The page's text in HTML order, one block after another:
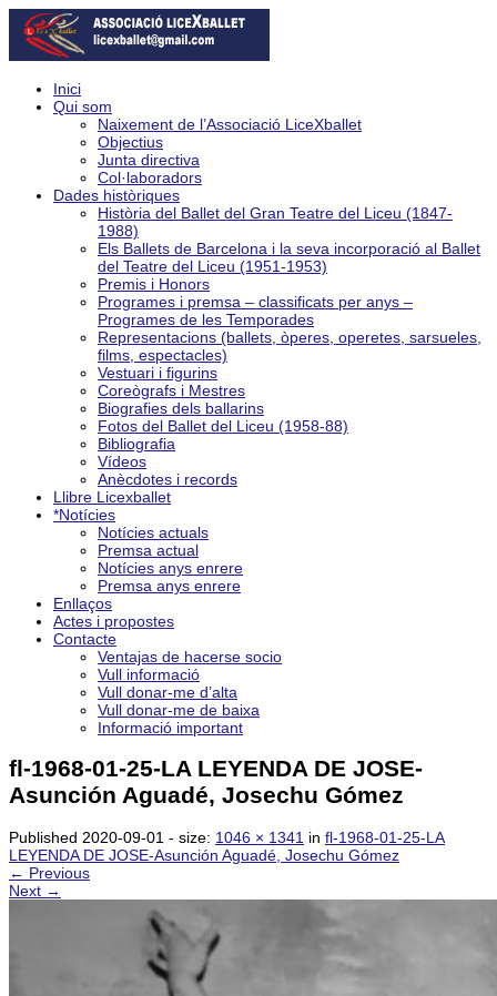
Inici
Qui som
Naixement de l’Associació LiceXballet
Objectius
Junta directiva
Col·laboradors
Dades històriques
Història del Ballet del Gran Teatre del Liceu (1847-
1988)
Els Ballets de Barcelona i la seva incorporació al Ballet
del Teatre del Liceu (1951-1953)
Premis i Honors
Programes i premsa – classificats per anys –
Programes de les Temporades
Representacions (ballets, òperes, operetes, sarsueles,
films, espectacles)
Vestuari i figurins
Coreògrafs i Mestres
Biografies dels ballarins
Fotos del Ballet del Liceu (1958-88)
Bibliografia
Vídeos
Anècdotes i records
Llibre Licexballet
*Notícies
Notícies actuals
Premsa actual
Notícies anys enrere
Premsa anys enrere
Enllaços
Actes i propostes
Contacte
Ventajas de hacerse socio
Vull informació
Vull donar-me d’alta
Vull donar-me de baixa
Informació important
fl-1968-01-25-LA LEYENDA DE JOSE-
Asunción Aguadé, Josechu Gómez
Published 2020-09-01 - size: 1046 × 1341 in fl-1968-01-25-LA
LEYENDA DE JOSE-Asunción Aguadé, Josechu Gómez
← Previous
Next →